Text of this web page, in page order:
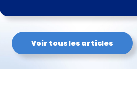
Voir tous les articles